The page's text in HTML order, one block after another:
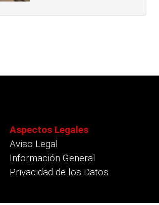
Aspectos Legales
Aviso Legal
Información General
Privacidad de los Datos